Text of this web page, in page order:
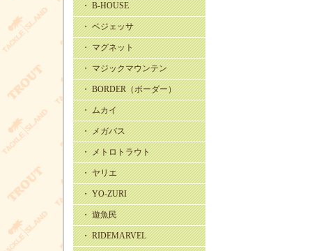
・ B-HOUSE
・ ベジェッサ
・ マグネット
・ マジックマウンテン
・ BORDER（ボーダー）
・ ムカイ
・ メガバス
・ メトロトラウト
・ ヤリエ
・ YO-ZURI
・ 遊魚民
・ RIDEMARVEL